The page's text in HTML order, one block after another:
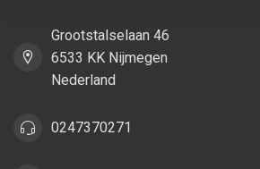
Grootstalselaan 46
6533 KK Nijmegen
Nederland
0247370271